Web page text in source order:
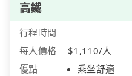
高鐵
行程時間
每人價格
$1,110/人
優點
乘坐舒適